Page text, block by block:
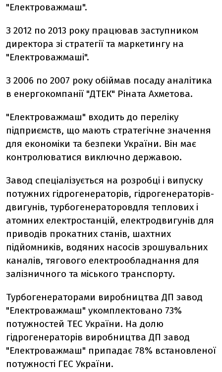
"Електроважмаш".
З 2012 по 2013 року працював заступником
директора зі стратегії та маркетингу на
"Електроважмаші".
З 2006 по 2007 року обіймав посаду аналітика
в енергокомпанії "ДТЕК" Ріната Ахметова.
"Електроважмаш" входить до переліку
підприємств, що мають стратегічне значення
для економіки та безпеки України. Він має
контролюватися виключно державою.
Завод спеціалізується на розробці і випуску
потужних гідрогенераторів, гідрогенераторів-
двигунів, турбогенераторовдля теплових і
атомних електростанцій, електродвигунів для
приводів прокатних станів, шахтних
підйомників, водяних насосів зрошувальних
каналів, тягового електрообладнання для
залізничного та міського транспорту.
Турбогенераторами виробництва ДП завод
"Електроважмаш" укомплектовано 73%
потужностей ТЕС України. На долю
гідрогенераторів виробництва ДП завод
"Електроважмаш" припадає 78% встановленої
потужності ГЕС України.